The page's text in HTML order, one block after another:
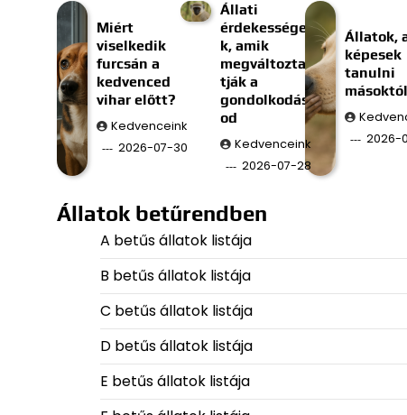
Miért
viselkedik
furcsán a
kedvenced
vihar előtt?
Kedvenceink
2026-07-30
Állati
érdekessége
k, amik
megváltozta
tják a
gondolkodás
od
Kedvenceink
2026-07-28
Állatok,
képesek
tanulni
másoktól
2026-
Állatok betűrendben
A betűs állatok listája
B betűs állatok listája
C betűs állatok listája
D betűs állatok listája
E betűs állatok listája